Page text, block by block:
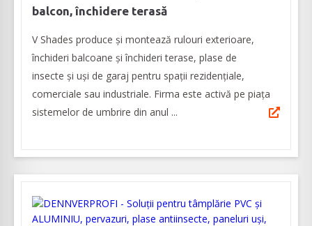
balcon, închidere terasă
V Shades produce și montează rulouri exterioare,
închideri balcoane și închideri terase, plase de
insecte și uși de garaj pentru spații rezidențiale,
comerciale sau industriale. Firma este activă pe piața
sistemelor de umbrire din anul ...